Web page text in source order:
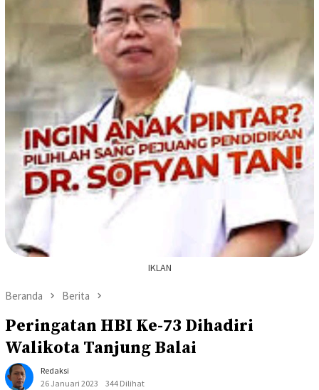
IKLAN
Beranda Berita
Peringatan HBI Ke-73 Dihadiri
Walikota Tanjung Balai
Redaksi
26 Januari 2023
344 Dilihat